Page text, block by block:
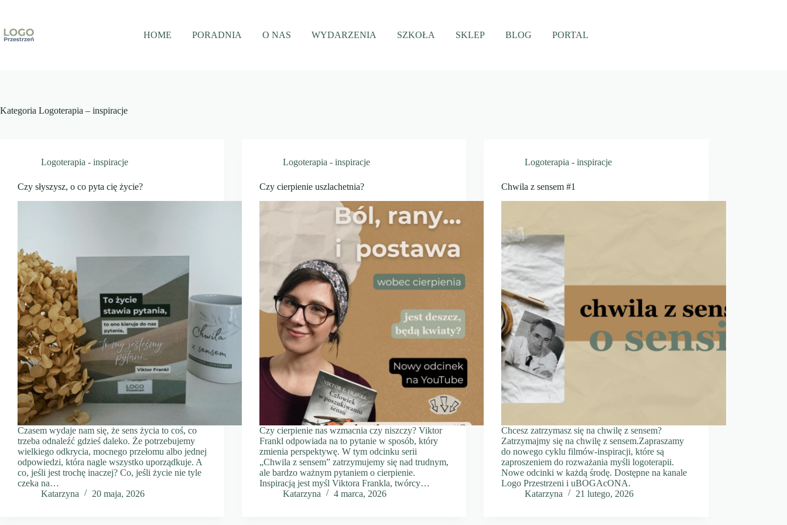
HOME
PORADNIA O NAS WYDARZENIA SZKOŁA SKLEP BLOG PORTAL
Kategoria Logoterapia – inspiracje
Logoterapia - inspiracje
Czy słyszysz, o co pyta cię życie?
Czasem wydaje nam się, że sens życia to coś, co
trzeba odnaleźć gdzieś daleko. Że potrzebujemy
wielkiego odkrycia, mocnego przełomu albo jednej
odpowiedzi, która nagle wszystko uporządkuje. A
co, jeśli jest trochę inaczej? Co, jeśli życie nie tyle
czeka na…
Katarzyna
20 maja, 2026
Logoterapia - inspiracje
Czy cierpienie uszlachetnia?
Czy cierpienie nas wzmacnia czy niszczy? Viktor
Frankl odpowiada na to pytanie w sposób, który
zmienia perspektywę. W tym odcinku serii
„Chwila z sensem” zatrzymujemy się nad trudnym,
ale bardzo ważnym pytaniem o cierpienie.
Inspiracją jest myśl Viktora Frankla, twórcy…
Katarzyna
4 marca, 2026
Logoterapia - inspiracje
Chwila z sensem #1
Chcesz zatrzymasz się na chwilę z sensem?
Zatrzymajmy się na chwilę z sensem.Zapraszamy
do nowego cyklu filmów-inspiracji, które są
zaproszeniem do rozważania myśli logoterapii.
Nowe odcinki w każdą środę. Dostępne na kanale
Logo Przestrzeni i uBOGAcONA.
Katarzyna
21 lutego, 2026